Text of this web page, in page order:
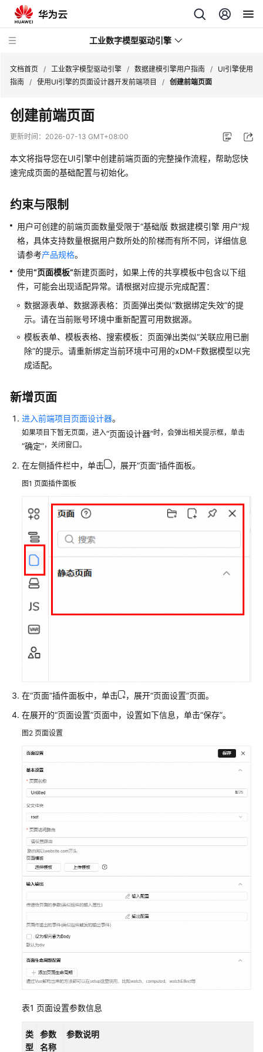
工业数字模型驱动引擎
最
新
动
产
介
绍
计
费
明
快
速
门
控
台
作
指
南
据
模
擎
户
指
南
计
使
南
运
行
用
指
南
流
程
引
擎
使
指
规
则
引
擎
用
南
文档首页 / 工业数字模型驱动引擎 / 数据建模引擎用户指南 /
UI引擎使用
指南 / 使用UI引擎的页面设计器开发前端项目 / 创建前端页面
创建前端页面
更新时间： 2026-07-13 GMT+08:00
本文将指导您在UI引擎中创建前端页面的完整操作流程，帮助您快
速完成页面的基础配置与初始化。
约束与限制
用户可创建的前端页面数量受限于“基础版 数据建模引擎 用户”规
格，具体支持数量根据用户数所处的阶梯而有所不同，详细信息
请参考产品规格。
使用“页面模板”新建页面时，如果上传的共享模板中包含以下组
件，可能会出现适配异常。请根据对应提示完成配置：
数据源表单、数据源表格：页面弹出类似“数据绑定失效”的提
示。请在当前账号环境中重新配置可用数据源。
模板表单、模板表格、搜索模板：页面弹出类似“关联应用已删
除”的提示。请重新绑定当前环境中可用的xDM-F数据模型以完
成适配。
新增页面
进入前端项目页面设计器。
如果项目下暂无页面，进入“页面设计器”时，会弹出相关提示框，单击
“确定”，关闭窗口。
在左侧插件栏中，单击 ，展开“页面”插件面板。
图1 页面插件面板
在“页面”插件面板中，单击 ，展开“页面设置”页面。
在展开的“页面设置”页面中，设置如下信息，单击“保存”。
图2 页面设置
表1 页面设置参数信息
类
型
参数
名称
参数说明